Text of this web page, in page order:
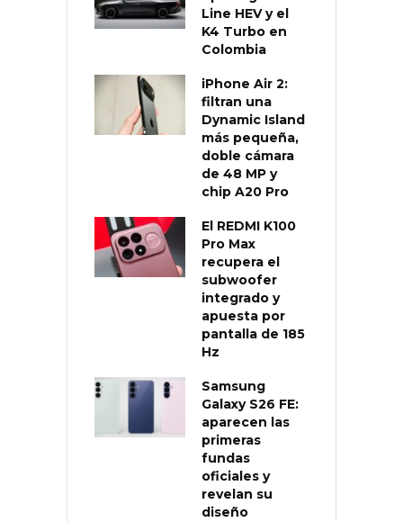
Line HEV y el
K4 Turbo en
Colombia
iPhone Air 2:
filtran una
Dynamic Island
más pequeña,
doble cámara
de 48 MP y
chip A20 Pro
El REDMI K100
Pro Max
recupera el
subwoofer
integrado y
apuesta por
pantalla de 185
Hz
Samsung
Galaxy S26 FE:
aparecen las
primeras
fundas
oficiales y
revelan su
diseño